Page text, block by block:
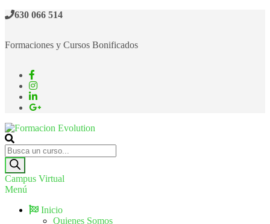
630 066 514
Formaciones y Cursos Bonificados
Formacion Evolution
Cursos de formación continua
Campus Virtual
Menú
Inicio
Quienes Somos